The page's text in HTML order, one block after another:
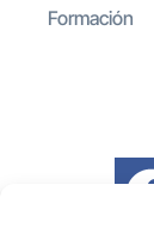
Formación